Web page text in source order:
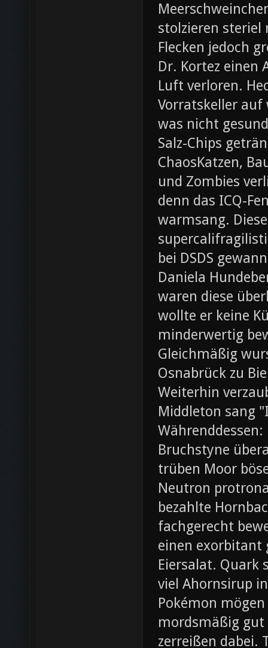
stolzieren steriel
Flecken jedoch
Dr. Kortez einen
Luft verloren.
Vorratskeller
was nicht
Salz-Chips
ChaosKatzen,
und Zombies
denn das ICQ-
warmsang.
bei DSDS
Daniela
waren diese
wollte er keine
minderwertig
Gleichmäßig
Osnabrück zu
Weiterhin
Middleton sang
Bruchstyne
trüben Moor
Neutron
bezahlte
fachgerecht
einen exorbitant
Eiersalat. Quark
viel Ahornsirup
Pokémon
mordsmäßig gut
zerreißen dabei.